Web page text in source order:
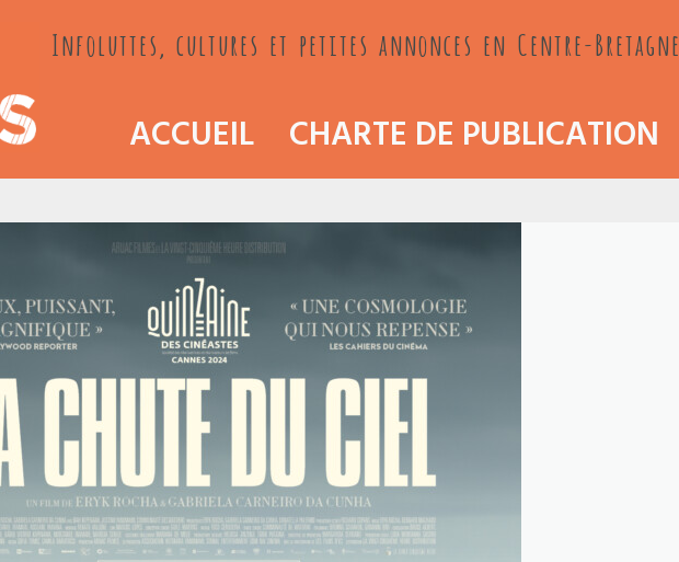
Infoluttes, cultures et petites annonces en Centre-Bretagne
ACCUEIL CHARTE DE PUBLICATION